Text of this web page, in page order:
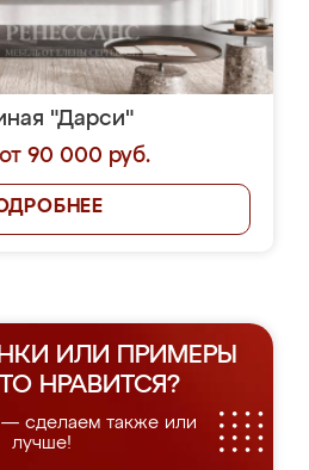
"Дарси"
90 000 руб.
ИЛИ ПРИМЕРЫ
НРАВИТСЯ?
— сделаем также или
лучше!